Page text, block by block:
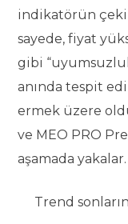
indikatörün
sayede, fiyat
gibi
anında tespit
ermek üzere
ve MEO PRO
aşamada yakalar.
Trend